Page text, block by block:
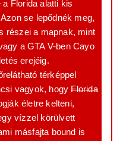
Florida alatti kis
se lepődnék meg,
részei a mapnak, mint
a GTA V-ben Cayo
erejéig.
térképpel
vagyok, hogyFlorida
életre kelteni,
vízzel körülvett
másfajta bound is